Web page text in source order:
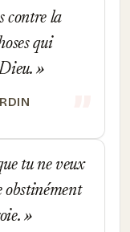
contre la
qui
Dieu.
tu ne veux
obstinément